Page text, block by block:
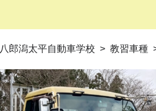
八郎潟太平自動車学校 教習車種